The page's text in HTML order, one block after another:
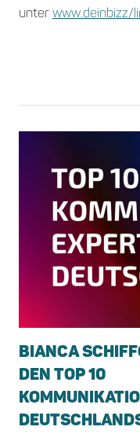
unter www.deinbizz/
BIANCA
DEN TOP 10